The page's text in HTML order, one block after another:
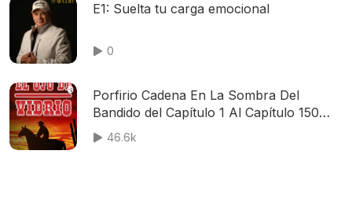
E1: Suelta tu carga emocional
0
Porfirio Cadena En La Sombra Del
Bandido del Capítulo 1 Al Capítulo 150
Final Grabado En El año De 1975
46.6k